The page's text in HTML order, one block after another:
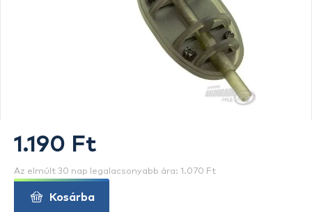
1.190 Ft
Az elmúlt 30 nap legalacsonyabb ára: 1.070 Ft
Kosárba